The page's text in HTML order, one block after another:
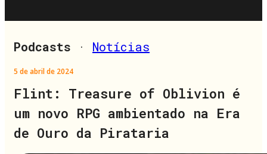
Podcasts · Notícias
5 de abril de 2024
Flint: Treasure of Oblivion é
um novo RPG ambientado na Era
de Ouro da Pirataria